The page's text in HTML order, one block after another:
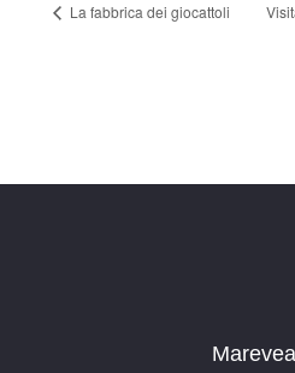
La fabbrica dei giocattoli